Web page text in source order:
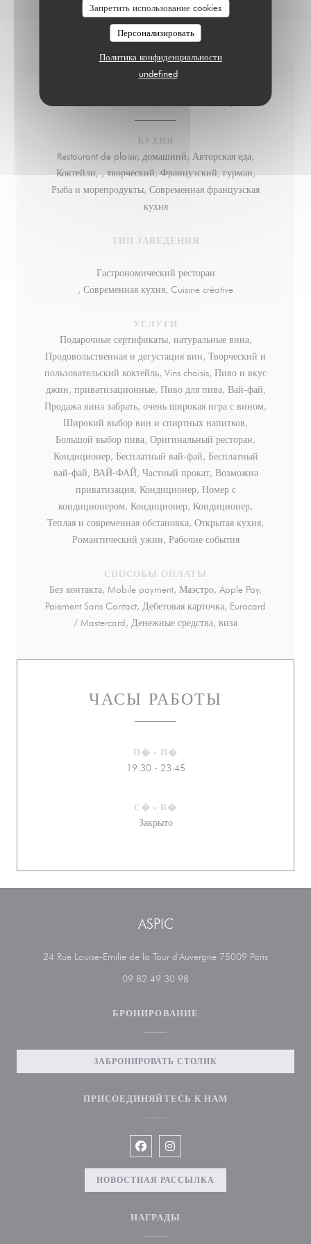
Запретить использование cookies
Персонализировать
Политика конфиденциальности
undefined
КУХНЯ
Restaurant de plaisir, домашний, Авторская еда,
Коктейли, , творческий, Французский, гурман,
Рыба и морепродукты, Современная французская
кухня
ТИП ЗАВЕДЕНИЯ
Гастрономический ресторан
, Современная кухня, Cuisine créative
УСЛУГИ
Подарочные сертификаты, натуральные вина,
Продовольственная и дегустация вин, Творческий и
пользовательский коктейль, Vins choisis, Пиво и вкус
джин, приватизационные, Пиво для пива, Вай-фай,
Продажа вина забрать, очень широкая игра с вином,
Широкий выбор вин и спиртных напитков,
Большой выбор пива, Оригинальный ресторан,
Кондиционер, Бесплатный вай-фай, Бесплатный
вай-фай, ВАЙ-ФАЙ, Частный прокат, Возможна
приватизация, Кондиционер, Номер с
кондиционером, Кондиционер, Кондиционер,
Теплая и современная обстановка, Открытая кухня,
Романтический ужин, Рабочие события
СПОСОБЫ ОПЛАТЫ
Без контакта, Mobile payment, Маэстро, Apple Pay,
Paiement Sans Contact, Дебетовая карточка, Eurocard
/ Mastercard, Денежные средства, виза
ЧАСЫ РАБОТЫ
П� - П�
19:30 - 23:45
С� - В�
Закрыто
ASPIC
24 Rue Louise-Emilie de la Tour d'Auvergne 75009 Paris
09 82 49 30 98
БРОНИРОВАНИЕ
ЗАБРОНИРОВАТЬ СТОЛИК
ПРИСОЕДИНЯЙТЕСЬ К НАМ
Facebook ((открывается в новом
Instagram ((открывается в
НОВОСТНАЯ РАССЫЛКА
НАГРАДЫ